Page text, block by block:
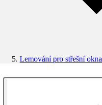
Lemování pro střešní okna